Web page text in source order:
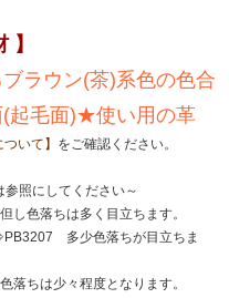
】
ラウン(茶)系色の色合
毛面)★使い用の革
いて】 をご確認ください。
照にしてください～
色落ちは多く目立ちます。
多少色落ちが目立ちま
ちは少々程度となります。